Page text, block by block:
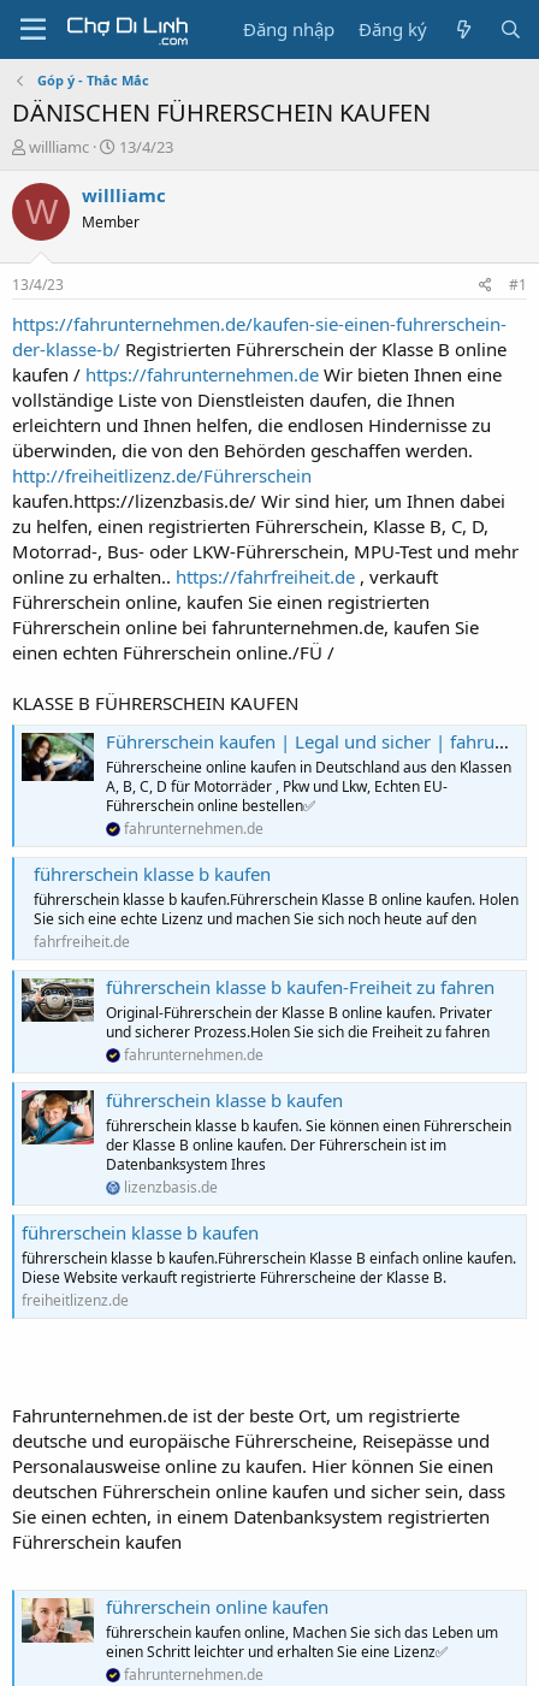
Đăng nhập Đăng ký
Góp ý - Thắc Mắc
DÄNISCHEN FÜHRERSCHEIN KAUFEN
T
r
e
a
s
t
a
t
e
r
willliamc
N
à
y
g
13/4/23
W willliamc
Member
13/4/23 #1
https://fahrunternehmen.de/kaufen-sie-einen-fuhrerschein-
der-klasse-b/ Registrierten Führerschein der Klasse B online
kaufen / https://fahrunternehmen.de Wir bieten Ihnen eine
vollständige Liste von Dienstleisten daufen, die Ihnen
erleichtern und Ihnen helfen, die endlosen Hindernisse zu
überwinden, die von den Behörden geschaffen werden.
http://freiheitlizenz.de/Führerschein
kaufen.https://lizenzbasis.de/ Wir sind hier, um Ihnen dabei
zu helfen, einen registrierten Führerschein, Klasse B, C, D,
Motorrad-, Bus- oder LKW-Führerschein, MPU-Test und mehr
online zu erhalten.. https://fahrfreiheit.de , verkauft
Führerschein online, kaufen Sie einen registrierten
Führerschein online bei fahrunternehmen.de, kaufen Sie
einen echten Führerschein online./FÜ /
KLASSE B FÜHRERSCHEIN KAUFEN
Führerschein kaufen | Legal und sicher | fahrun ternehmen
Führerscheine online kaufen in Deutschland aus den Klassen
A, B, C, D für Motorräder , Pkw und Lkw, Echten EU-
Führerschein online bestellen✅
fahrunternehmen.de
führerschein klasse b kaufen
führerschein klasse b kaufen.Führerschein Klasse B online kaufen. Holen
Sie sich eine echte Lizenz und machen Sie sich noch heute auf den
fahrfreiheit.de
führerschein klasse b kaufen-Freiheit zu fahren
Original-Führerschein der Klasse B online kaufen. Privater
und sicherer Prozess.Holen Sie sich die Freiheit zu fahren
fahrunternehmen.de
führerschein klasse b kaufen
führerschein klasse b kaufen. Sie können einen Führerschein
der Klasse B online kaufen. Der Führerschein ist im
Datenbanksystem Ihres
lizenzbasis.de
führerschein klasse b kaufen
führerschein klasse b kaufen.Führerschein Klasse B einfach online kaufen.
Diese Website verkauft registrierte Führerscheine der Klasse B.
freiheitlizenz.de
Fahrunternehmen.de ist der beste Ort, um registrierte
deutsche und europäische Führerscheine, Reisepässe und
Personalausweise online zu kaufen. Hier können Sie einen
deutschen Führerschein online kaufen und sicher sein, dass
Sie einen echten, in einem Datenbanksystem registrierten
Führerschein kaufen
führerschein online kaufen
führerschein kaufen online, Machen Sie sich das Leben um
einen Schritt leichter und erhalten Sie eine Lizenz✅
fahrunternehmen.de